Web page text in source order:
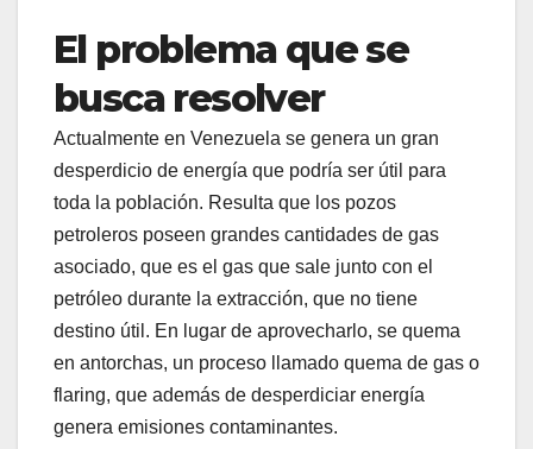
El problema que se
busca resolver
Actualmente en Venezuela se genera un gran
desperdicio de energía que podría ser útil para
toda la población. Resulta que los pozos
petroleros poseen grandes cantidades de gas
asociado, que es el gas que sale junto con el
petróleo durante la extracción, que no tiene
destino útil. En lugar de aprovecharlo, se quema
en antorchas, un proceso llamado quema de gas o
flaring, que además de desperdiciar energía
genera emisiones contaminantes.